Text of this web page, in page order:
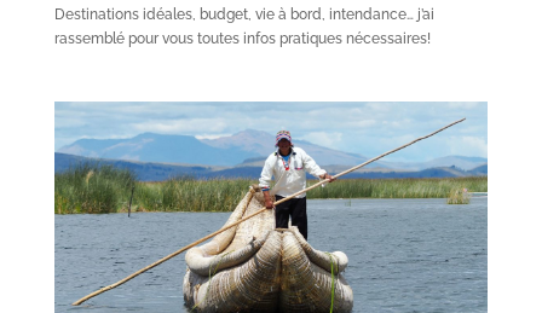
Destinations idéales, budget, vie à bord, intendance… j’ai
rassemblé pour vous toutes infos pratiques nécessaires!